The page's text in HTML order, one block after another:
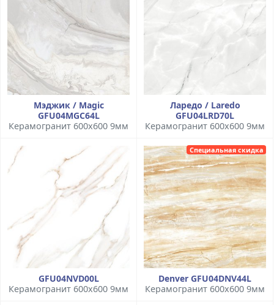
Мэджик / Magic
GFU04MGC64L
Керамогранит 600x600 9мм
Ларедо / Laredo
GFU04LRD70L
Керамогранит 600x600 9мм
GFU04NVD00L
Керамогранит 600x600 9мм
Специальная скидка
Denver GFU04DNV44L
Керамогранит 600x600 9мм